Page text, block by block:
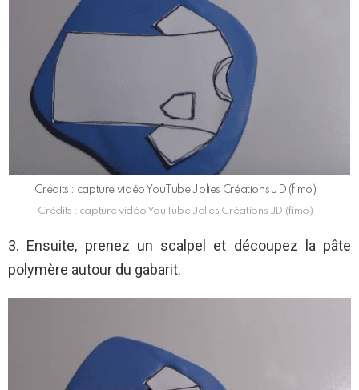
Crédits : capture vidéo YouTube Jolies Créations JD (fimo)
Crédits : capture vidéo YouTube Jolies Créations JD (fimo)
3. Ensuite, prenez un scalpel et découpez la pâte
polymère autour du gabarit.